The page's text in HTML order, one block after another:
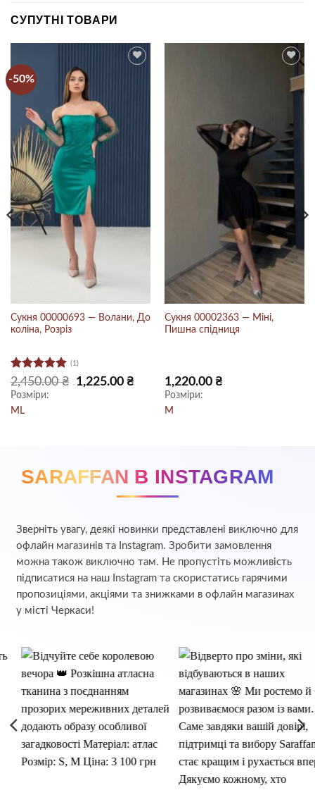
СУПУТНІ ТОВАРИ
-50%
Сукня 00000693 — Волани, До
коліна, Розріз
Оцінено в
5з 5
(1)
2,450.00₴
Оригінальна
ціна:
1,225.00₴ Поточна
1,225.00 ₴.
Розміри:
M L
Сукня 00002363 — Міні,
Пишна спідниця
1,220.00 ₴
Розміри:
M
₴.
SARAFFAN В INSTAGRAM
Зверніть увагу, деякі новинки представлені виключно для
офлайн магазинів та Instagram. Зробити замовлення
можна також виключно там. Не пропустіть можливість
підписатися на наш Instagram та скористатись гарячими
пропозиціями, акціями та знижками в офлайн магазинах
у місті Черкаси!